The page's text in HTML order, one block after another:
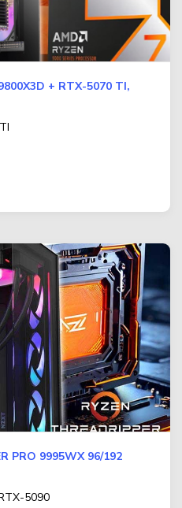
+ RTX-5070 TI,
PRO 9995WX 96/192
5090